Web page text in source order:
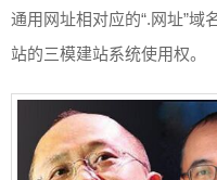
通用网址相对应的“.网址”域
站的三模建站系统使用权。